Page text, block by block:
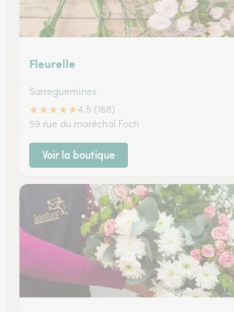
Fleurelle
Sarreguemines
★★★★★4.5 (168)
59 rue du maréchal Foch
Voir la boutique